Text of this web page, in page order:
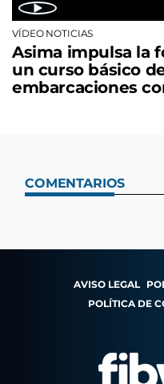
VÍDEO NOTICIAS
Asima impulsa la
un curso básico
embarcaciones
COMENTARIOS
AVISO LEGAL
POLÍTICA DE